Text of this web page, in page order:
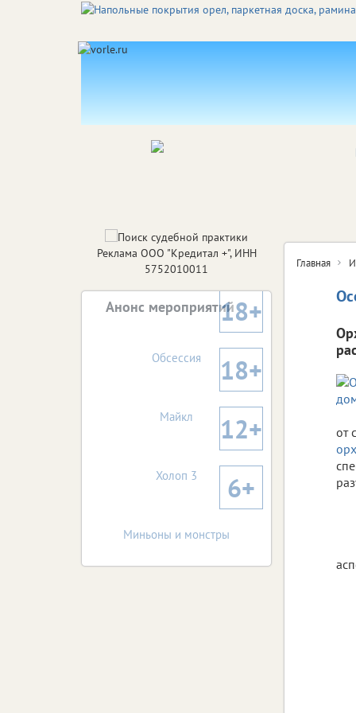
Главная
от
Реклама ООО "Кредитал +", ИНН
5752010011
Анонс мероприятий18+
Обсессия 18+
Майкл 12+
Холоп 3 6+
Миньоны и монстры